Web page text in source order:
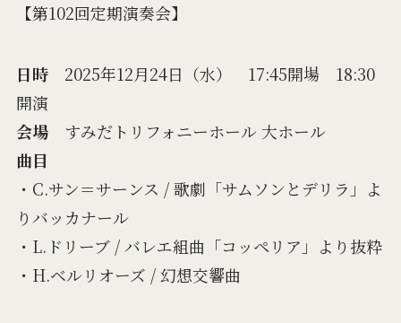
【第102回定期演奏会】
日時2025年12月24日（水） 17:45開場 18:30
開演
会場すみだトリフォニーホール 大ホール
曲目
・C.サン＝サーンス / 歌劇「サムソンとデリラ」よ
りバッカナール
・L.ドリーブ / バレエ組曲「コッペリア」より抜粋
・H.ベルリオーズ / 幻想交響曲